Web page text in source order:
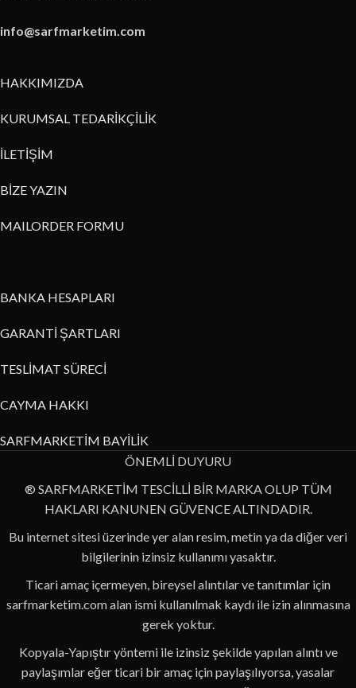
info@sarfmarketim.com
HAKKIMIZDA
KURUMSAL TEDARİKÇİLİK
İLETİŞİM
BİZE YAZIN
MAILORDER FORMU
BANKA HESAPLARI
GARANTİ ŞARTLARI
TESLİMAT SÜRECİ
CAYMA HAKKI
SARFMARKETİM BAYİLİK
ÖNEMLİ DUYURU
® SARFMARKETİM TESCİLLİ BİR MARKA OLUP TÜM
HAKLARI KANUNEN GÜVENCE ALTINDADIR.
Bu internet sitesi üzerinde yer alan resim, metin ya da diğer veri
bilgilerinin izinsiz kullanımı yasaktır.
Ticari amaç içermeyen, bireysel alıntılar ve tanıtımlar için
sarfmarketim.com alan ismi kullanılmak kaydı ile izin alınmasına
gerek yoktur.
Kopyala-Yapıştır yöntemi ile izinsiz şekilde yapılan alıntı ve
paylaşımlar eğer ticari bir amaç için paylaşılıyorsa, yasalar